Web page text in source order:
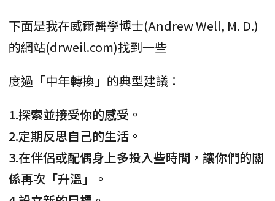
下面是我在威爾醫學博士(Andrew Well, M. D.)
的網站(drweil.com)找到一些
度過「中年轉換」的典型建議：
1.探索並接受你的感受。
2.定期反思自己的生活。
3.在伴侶或配偶身上多投入些時間，讓你們的關
係再次「升溫」。